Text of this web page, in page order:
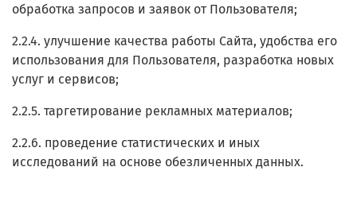
обработка запросов и заявок от Пользователя;
2.2.4. улучшение качества работы Сайта, удобства его
использования для Пользователя, разработка новых
услуг и сервисов;
2.2.5. таргетирование рекламных материалов;
2.2.6. проведение статистических и иных
исследований на основе обезличенных данных.